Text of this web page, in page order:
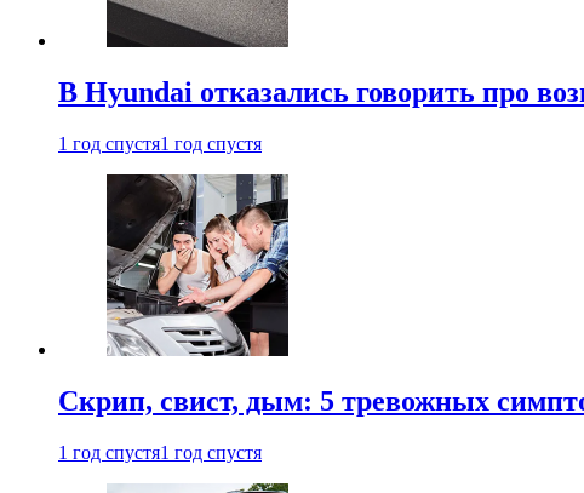
В Hyundai отказались говорить про
1 год спустя1 год спустя
Скрип, свист, дым: 5 тревожных
1 год спустя1 год спустя